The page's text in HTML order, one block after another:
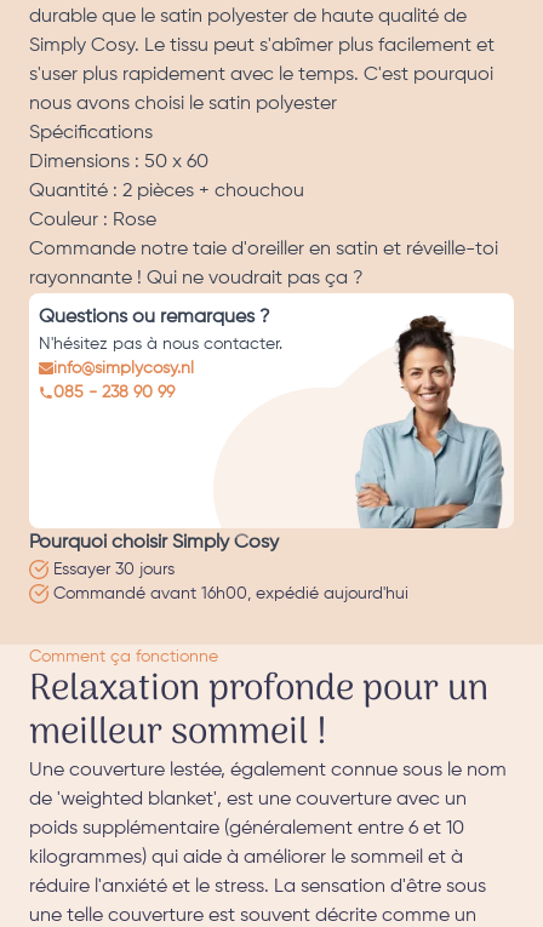
durable que le satin polyester de haute qualité de
Simply Cosy. Le tissu peut s'abîmer plus facilement et
s'user plus rapidement avec le temps. C'est pourquoi
nous avons choisi le satin polyester
Spécifications
Dimensions : 50 x 60
Quantité : 2 pièces + chouchou
Couleur : Rose
Commande notre taie d'oreiller en satin et réveille-toi
rayonnante ! Qui ne voudrait pas ça ?
Questions ou remarques ?
N'hésitez pas à nous contacter.
info@simplycosy.nl
085 - 238 90 99
Pourquoi choisir Simply Cosy
Essayer 30 jours
Commandé avant 16h00, expédié aujourd'hui
Comment ça fonctionne
Relaxation profonde pour un
meilleur sommeil !
Une couverture lestée, également connue sous le nom
de 'weighted blanket', est une couverture avec un
poids supplémentaire (généralement entre 6 et 10
kilogrammes) qui aide à améliorer le sommeil et à
réduire l'anxiété et le stress. La sensation d'être sous
une telle couverture est souvent décrite comme un